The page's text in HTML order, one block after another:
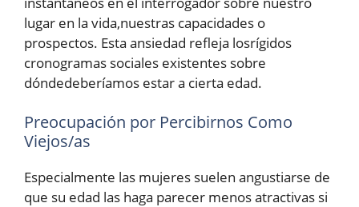
lugar en la vida,nuestras capacidades o
prospectos. Esta ansiedad refleja losrígidos
cronogramas sociales existentes sobre
dóndedeberíamos estar a cierta edad.
Preocupación por Percibirnos Como
Viejos/as
Especialmente las mujeres suelen angustiarse de
que su edad las haga parecer menos atractivas si